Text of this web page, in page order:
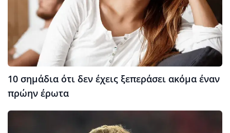
10 σημάδια ότι δεν έχεις ξεπεράσει ακόμα έναν
πρώην έρωτα